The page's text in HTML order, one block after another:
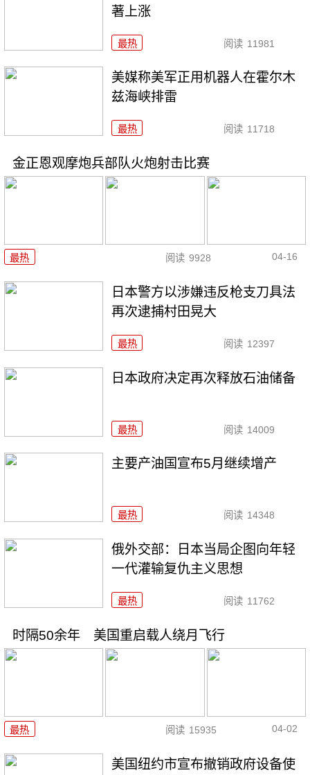
著上涨
最热 阅读 11981
美媒称美军正用机器人在霍尔木
兹海峡排雷
最热 阅读 11718
金正恩观摩炮兵部队火炮射击比赛
最热 阅读 9928 04-16
日本警方以涉嫌违反枪支刀具法
再次逮捕村田晃大
最热 阅读 12397
日本政府决定再次释放石油储备
最热 阅读 14009
主要产油国宣布5月继续增产
最热 阅读 14348
俄外交部：日本当局企图向年轻
一代灌输复仇主义思想
最热 阅读 11762
时隔50余年 美国重启载人绕月飞行
最热 阅读 15935 04-02
美国纽约市宣布撤销政府设备使